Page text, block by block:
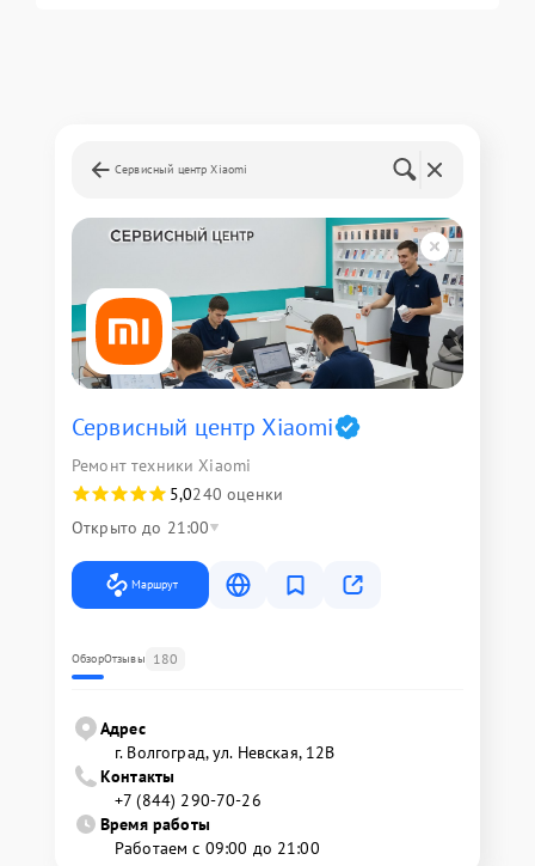
Сервисный центр Xiaomi
Сервисный центр Xiaomi
Ремонт техники Xiaomi
5,0240 оценки
Открыто до 21:00
Маршрут
ОбзорОтзывы 180
Адрес
г. Волгоград, ул. Невская, 12В
Контакты
+7 (844) 290-70-26
Время работы
Работаем с 09:00 до 21:00